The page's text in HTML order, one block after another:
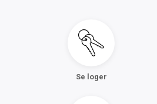
Se loger